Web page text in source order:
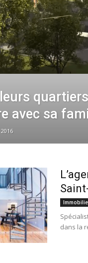
avec sa
dans la